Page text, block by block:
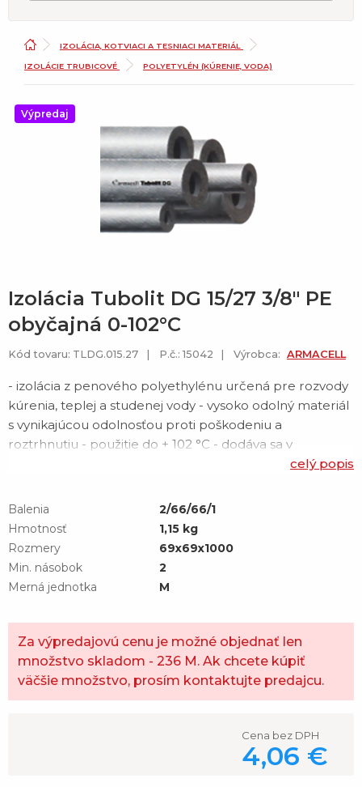
IZOLÁCIA, KOTVIACI A TESNIACI MATERIÁL
IZOLÁCIE TRUBICOVÉ POLYETYLÉN (KÚRENIE, VODA)
Výpredaj
Izolácia Tubolit DG 15/27 3/8" PE
obyčajná 0-102°C
Kód tovaru: TLDG.015.27 P.č.: 15042 Výrobca: ARMACELL
- izolácia z penového polyethylénu určená pre rozvody
kúrenia, teplej a studenej vody - vysoko odolný materiál
s vynikajúcou odolnosťou proti poškodeniu a
roztrhnutiu - použitie do + 102 °C - dodáva sa v
priemeroch 12-114 mm, hrúbka 5,9,13,20,25 až 30 mm,
alebo pásky
celý popis
Balenia
2/66/66/1
Hmotnosť
1,15 kg
Rozmery
69x69x1000
Min. násobok
2
Merná jednotka
M
Za výpredajovú cenu je možné objednať len
množstvo skladom - 236 M. Ak chcete kúpiť
väčšie množstvo, prosím kontaktujte predajcu.
Cena bez DPH
4,06 €